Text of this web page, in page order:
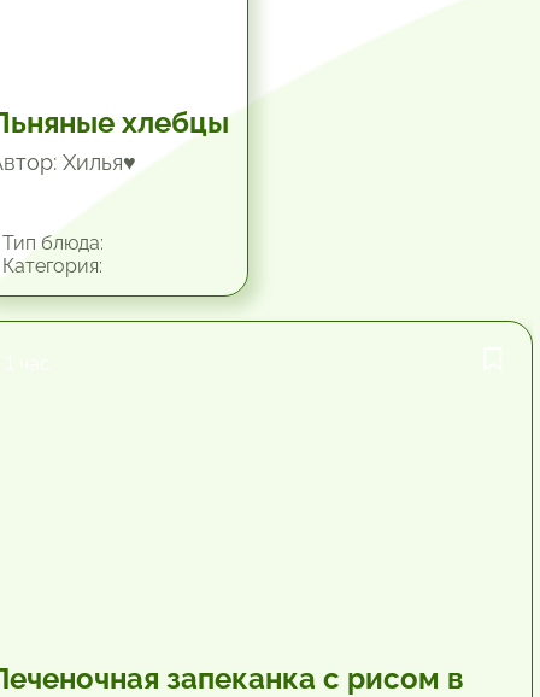
хлебцы
Хилья♥
блюда:
запеканка с рисом в